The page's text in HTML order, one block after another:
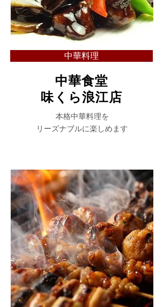
中華料理
中華食堂
味くら浪江店
本格中華料理を
リーズナブルに楽しめます